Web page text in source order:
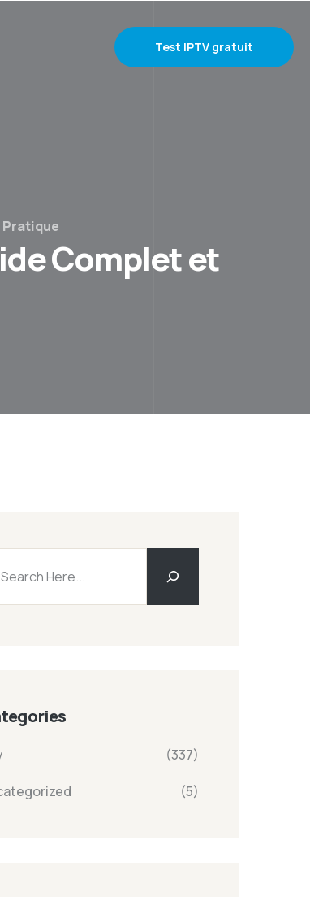
Test IPTV gratuit
Pratique
Complet et
(337)
(5)